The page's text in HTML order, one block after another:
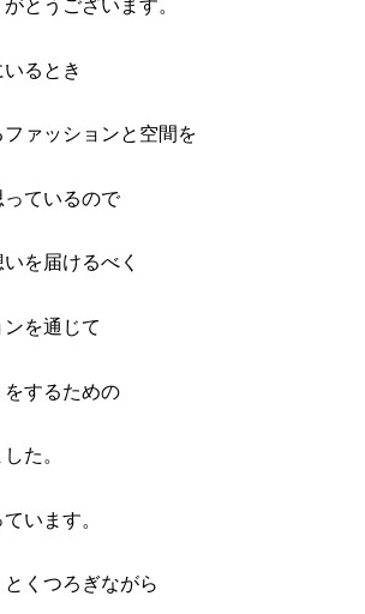
るとき
ァッションと空間を
ているので
を届けるべく
を通じて
するための
た。
います。
くつろぎながら